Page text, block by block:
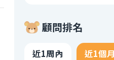
顧問排名
近1周內 近1個